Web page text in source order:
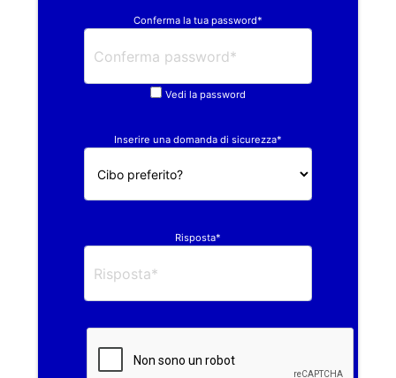
Conferma la tua password*
Vedi la password
Inserire una domanda di sicurezza*
Risposta*